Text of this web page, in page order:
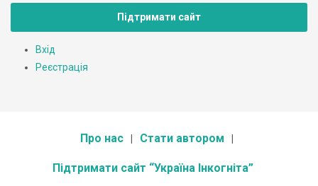
Підтримати сайт
Вхід
Реєстрація
Про нас Стати автором
Підтримати сайт “Україна Інкогніта”